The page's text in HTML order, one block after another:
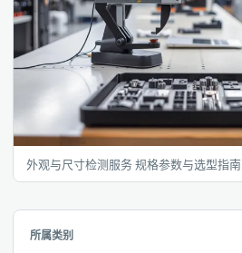
外观与尺寸检测服务 规格参数与选型指南
所属类别